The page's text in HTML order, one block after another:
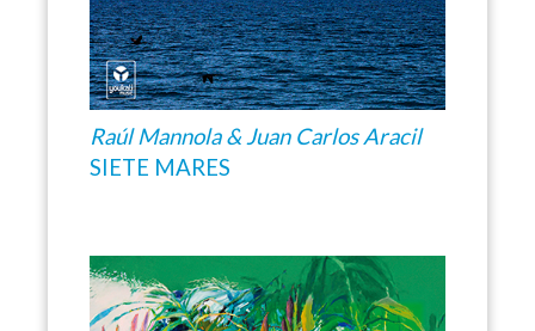
Raúl Mannola & Juan Carlos Aracil
SIETE MARES